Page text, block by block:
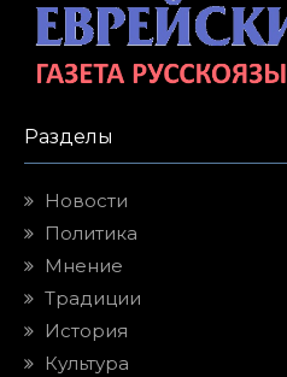
Разделы
Новости
Политика
Мнение
Традиции
История
Культура